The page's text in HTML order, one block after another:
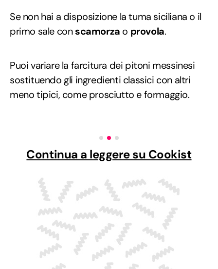
Se non hai a disposizione la tuma siciliana o il
primo sale conscamorza o provola.
Puoi variare la farcitura dei pitoni messinesi
sostituendo gli ingredienti classici con altri
meno tipici, come prosciutto e formaggio.
Continua a leggere su Cookist